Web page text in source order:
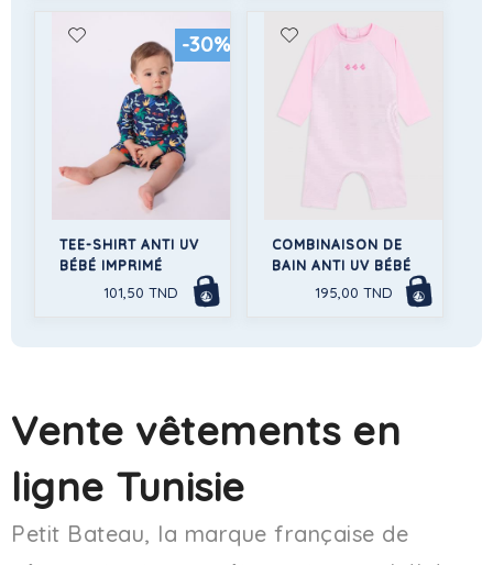
-30%
TEE-SHIRT ANTI UV
BÉBÉ IMPRIMÉ
101,50 TND
COMBINAISON DE
BAIN ANTI UV BÉBÉ
195,00 TND
Vente vêtements en
ligne Tunisie
Petit Bateau, la marque française de